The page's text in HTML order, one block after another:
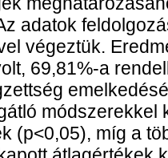
adatok
végeztük.
69,81%-a
módszerekkel
(p<0,05), míg a